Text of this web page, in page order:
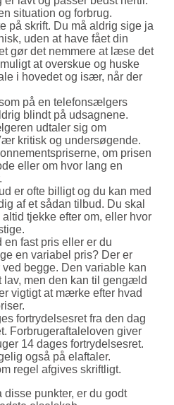
situation og forbrug.
på skrift. Du må aldrig sige ja
uden at have fået din
gør det nemmere at læse det
at overskue og huske
i hovedet og især, når der
på en telefonsælgers
blindt på udsagnene.
udtaler sig om
kritisk og undersøgende.
om prisen
eller om hvor lang en
er ofte billigt og du kan med
af et sådan tilbud. Du skal
tjekke efter om, eller hvor
en fast pris eller er du
en variabel pris? Der er
begge. Den variable kan
men den kan til gengæld
vigtigt at mærke efter hvad
fortrydelsesret fra den dag
Forbrugeraftaleloven giver
14 dages fortrydelsesret.
også på elaftaler.
regel afgives skriftligt.
disse punkter, er du godt